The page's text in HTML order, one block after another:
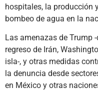
hospitales, la producción
bombeo de agua en la
Las amenazas de Trump
regreso de Irán,
isla-, y otras medidas
la denuncia desde
en México y otras